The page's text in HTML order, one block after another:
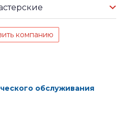
компанию
обслуживания